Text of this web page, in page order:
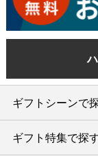
ギフトシーンで
内祝い・お返し
ギフト特集で探